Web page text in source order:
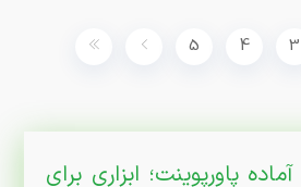
3
4
5
پاورپوینت؛ ابزاری برای